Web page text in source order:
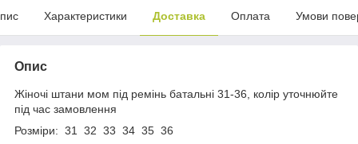
Характеристики Доставка Оплата Умови
Опис
Жіночі штани мом під ремінь батальні 31-36, колір уточнюйте
під час замовлення
Розміри: 31 32 33 34 35 36